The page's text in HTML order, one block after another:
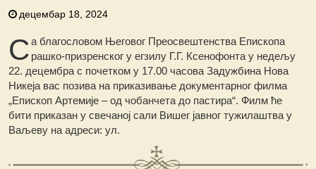
децембар 18, 2024
Са благословом Његовог Преосвештенства Епископа
рашко-призренског у егзилу Г.Г. Ксенофонта у недељу
22. децембра с почетком у 17.00 часова Задужбина Нова
Никеја вас позива на приказивање документарног филма
„Епископ Артемије – од чобанчета до пастира“. Филм ће
бити приказан у свечаној сали Вишег јавног тужилаштва у
Ваљеву на адреси: ул.